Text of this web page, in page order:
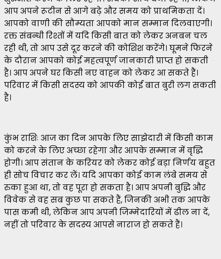
आप अपने रूटीन से आगे बढ़े और समय को प्राथमिकता दें।
आपको वाणी की सौम्यता आपको मान सम्मान दिलवाएगी।
रक्त संबन्धी रिश्तों में यदि किसी बात को लेकर अनबन चल
रही थी, तो आप उसे दूर करने की कोशिश करेंगे। घूमने फिरने
के दौरान आपको कोई महत्वपूर्ण जानकारी प्राप्त हो सकती
है। आप अपने घर किसी नए वाहन को लेकर आ सकते हैं।
परिवार में किसी सदस्य को आपकी कोई बात बुरी लग सकती
है।
कुंभ राशिः आज का दिन आपके लिए साझेदारी में किसी काम
को करने के लिए अच्छा रहेगा और आपके सम्मान में वृद्धि
होगी। आप संतान के करियर को लेकर कोई बड़ा निर्णय बहुत
ही सोच विचार कर लें। यदि आपका कोई काम लंबे समय से
रुका हुआ था, तो वह पूरा हो सकता है। आप अपनी बुद्धि और
विवेक से वह सब कुछ पा सकते हैं, जिनकी अभी तक आपके
पास कमी थी, लेकिन आप अपनी जिम्मेदारियों में ढील ना दें,
नहीं तो परिवार के सदस्य आपसे नाराज हो सकते हैं।